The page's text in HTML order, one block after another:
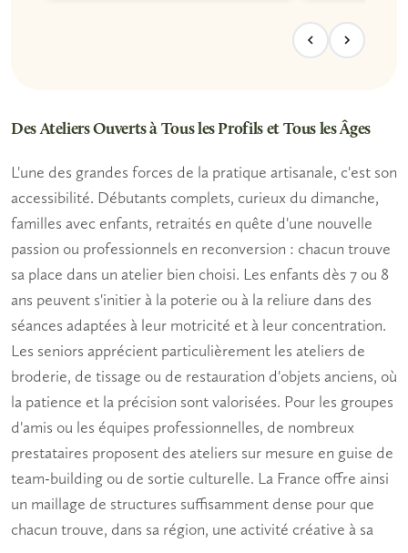
Des Ateliers Ouverts à Tous les Profils et Tous les Âges
L'une des grandes forces de la pratique artisanale, c'est son
accessibilité. Débutants complets, curieux du dimanche,
familles avec enfants, retraités en quête d'une nouvelle
passion ou professionnels en reconversion : chacun trouve
sa place dans un atelier bien choisi. Les enfants dès 7 ou 8
ans peuvent s'initier à la poterie ou à la reliure dans des
séances adaptées à leur motricité et à leur concentration.
Les seniors apprécient particulièrement les ateliers de
broderie, de tissage ou de restauration d'objets anciens, où
la patience et la précision sont valorisées. Pour les groupes
d'amis ou les équipes professionnelles, de nombreux
prestataires proposent des ateliers sur mesure en guise de
team-building ou de sortie culturelle. La France offre ainsi
un maillage de structures suffisamment dense pour que
chacun trouve, dans sa région, une activité créative à sa